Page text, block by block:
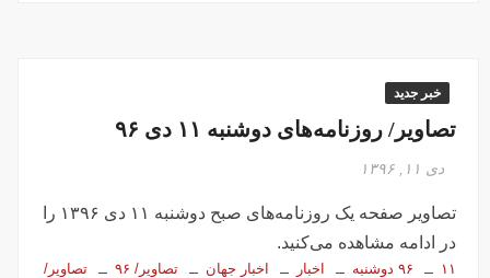
خبر جدید
تصاویر/ روزنامه‌های دوشنبه ۱۱ دی ۹۶
دی ۱۱, ۱۳۹۶
تصاویر صفحه یک روزنامه‌های صبح دوشنبه ۱۱ دی ۱۳۹۶ را
در ادامه مشاهده می‌کنید.
۱۱ ۹۶ دوشنبه اخبار اخبار جهان تصاویر/ ۹۶
تصاویر/